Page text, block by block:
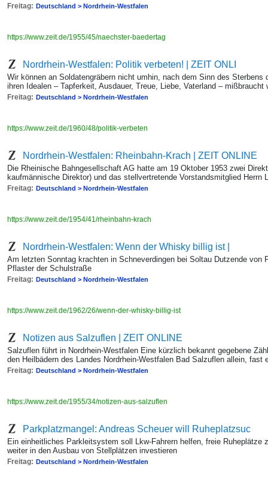
Freitag: Deutschland > Nordrhein-Westfalen
https://www.zeit.de/1955/45/naechster-baedertag
Nordrhein-Westfalen: Politik verbeten! | ZEIT ONLI
Wir können an Soldatengräbern nicht umhin, nach dem Sinn des
ihren Idealen – Tapferkeit, Ausdauer, Treue, Liebe, Vaterland – mißbraucht
Freitag: Deutschland > Nordrhein-Westfalen
https://www.zeit.de/1960/48/politik-verbeten
Nordrhein-Westfalen: Rheinbahn-Krach | ZEIT ONLINE
Die Rheinische Bahngesellschaft AG hatte am 19 Oktober 1953 zwei
kaufmännische Direktor) und das stellvertretende Vorstandsmitglied Herrn
Freitag: Deutschland > Nordrhein-Westfalen
https://www.zeit.de/1954/41/rheinbahn-krach
Nordrhein-Westfalen: Wenn der Whisky billig ist |
Am letzten Sonntag krachten in Schneverdingen bei Soltau Dutzende von
Pflaster der Schulstraße
Freitag: Deutschland > Nordrhein-Westfalen
https://www.zeit.de/1962/26/wenn-der-whisky-billig-ist
Notizen aus Salzuflen | ZEIT ONLINE
Salzuflen führt in Nordrhein-Westfalen Eine kürzlich bekannt gegebene
den Heilbädern des Landes Nordrhein-Westfalen Bad Salzuflen allein, fast
Freitag: Deutschland > Nordrhein-Westfalen
https://www.zeit.de/1955/34/notizen-aus-salzuflen
Parkplatzmangel: Andreas Scheuer will Ruheplatzsuc
Ein einheitliches Parkleitsystem soll Lkw-Fahrern helfen, freie Ruheplätze
weiter in den Ausbau von Stellplätzen investieren
Freitag: Deutschland > Nordrhein-Westfalen